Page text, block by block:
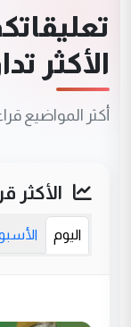
الأكثر
أكثر المواضيع
الأكثر
اليوم